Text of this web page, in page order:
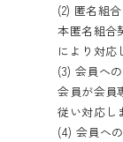
(2) 匿名組
本匿名組合
により対応
(3) 会員へ
会員が会員
従い対応し
(4) 会員へ